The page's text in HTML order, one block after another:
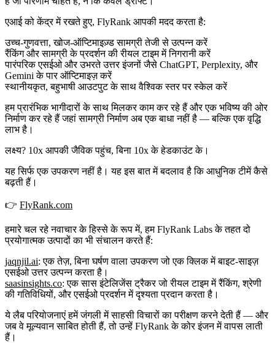
एआई को केंद्र में रखते हुए, FlyRank आपकी मदद करता है:
उच्च-गुणवत्ता, खोज-ऑप्टिमाइज़्ड सामग्री तेजी से उत्पन्न करें
रैंकिंग और सामग्री के प्रदर्शन की रीयल टाइम में निगरानी करें
पारंपरिक एसईओ और उभरते उत्तर इंजनों जैसे ChatGPT, Perplexity, और
Gemini के पार ऑप्टिमाइज़ करें
स्थानीयकृत, बहुभाषी आउटपुट के साथ वैश्विक स्तर पर स्केल करें
हम प्रारंभिक भागीदारों के साथ मिलकर काम कर रहे हैं और एक भविष्य की ओर
निर्माण कर रहे हैं जहां सामग्री निर्माण अब एक बाधा नहीं है — बल्कि एक वृद्धि
लाभ है।
लक्ष्य? 10x आपकी जैविक पहुंच, बिना 10x के हेडकाउंट के।
यह सिर्फ एक उपकरण नहीं है। यह इस बात में बदलाव है कि आधुनिक टीमें कैसे
बढ़ती हैं।
👉 FlyRank.com
हमारे चल रहे नवाचार के हिस्से के रूप में, हमFlyRank Labsके तहत दो
प्रयोगात्मक उत्पादों का भी संचालन करते हैं:
jaqnjil.ai: एक तेज़, बिना घर्षण वाला उपकरण जो एक क्लिक में बाइट-साइज़
एसईओ उत्तर उत्पन्न करता है।
saasinsights.co: एक सास इंटेलिजेंस ट्रैकर जो रीयल टाइम में रैंकिंग, श्रेणी
की गतिविधियों, और एसईओ प्रदर्शन में दृश्यता प्रदान करता है।
ये लैब परियोजनाएं हमें जंगली में साहसी विचारों का परीक्षण करने देती हैं — और
जब वे मूल्यवान साबित होती हैं, तो उन्हें FlyRank के कोर इंजन में वापस लाती
हैं।